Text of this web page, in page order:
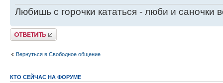
Любишь с горочки кататься - люби и саночки
Ответить
Вернуться в Свободное общение
КТО СЕЙЧАС НА ФОРУМЕ